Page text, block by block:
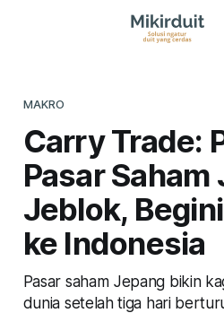
MAKRO
Carry Trade:
Pasar Saham
Jeblok,
ke Indonesia
Pasar saham Jepang bikin
dunia setelah tiga hari